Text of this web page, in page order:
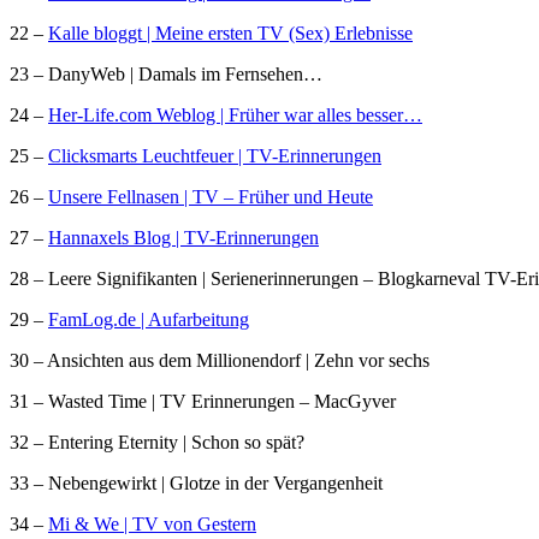
22 – Kalle bloggt | Meine ersten TV (Sex) Erlebnisse
23 – DanyWeb | Damals im Fernsehen…
24 – Her-Life.com Weblog | Früher war alles besser…
25 – Clicksmarts Leuchtfeuer | TV-Erinnerungen
26 – Unsere Fellnasen | TV – Früher und Heute
27 – Hannaxels Blog | TV-Erinnerungen
28 – Leere Signifikanten | Serienerinnerungen – Blogkarneval TV-
29 – FamLog.de | Aufarbeitung
30 – Ansichten aus dem Millionendorf | Zehn vor sechs
31 – Wasted Time | TV Erinnerungen – MacGyver
32 – Entering Eternity | Schon so spät?
33 – Nebengewirkt | Glotze in der Vergangenheit
34 – Mi & We | TV von Gestern